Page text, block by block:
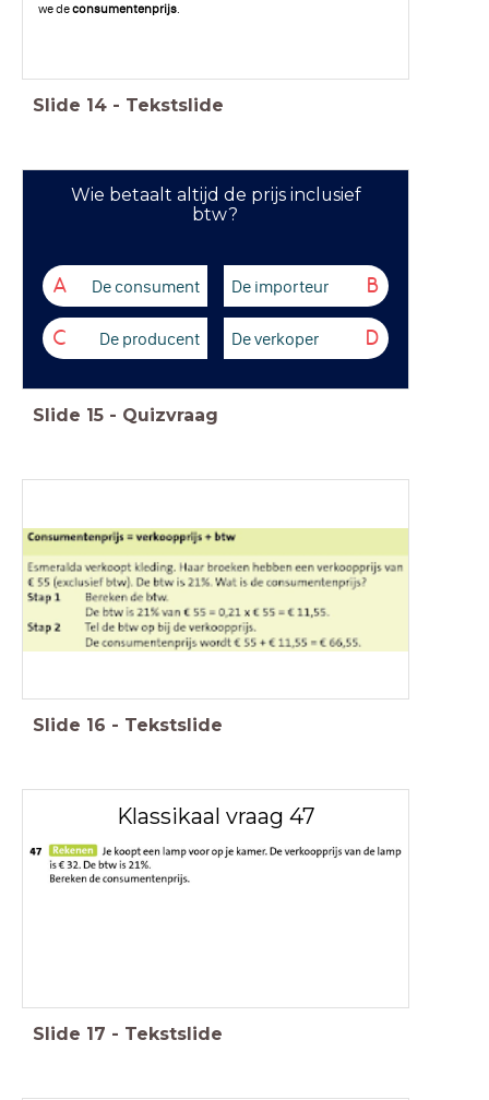
we deconsumentenprijs.
Slide 14 - Tekstslide
Wie betaalt altijd de prijs inclusief
btw?
A De consument B
De importeur
C De producent D
De verkoper
Slide 15 - Quizvraag
Slide 16 - Tekstslide
Klassikaal vraag 47
Slide 17 - Tekstslide